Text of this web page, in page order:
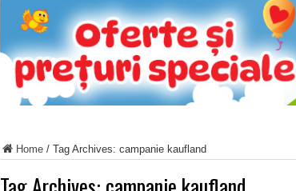
Home/ Tag Archives: campanie kaufland